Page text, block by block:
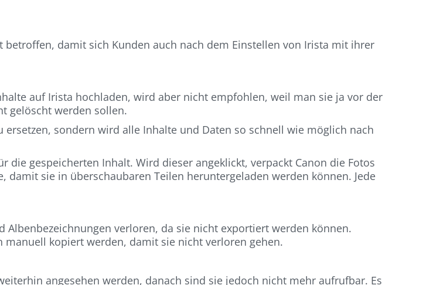
damit sich Kunden auch nach dem Einstellen von Irista mit ihrer
auf Irista hochladen, wird aber nicht empfohlen, weil man sie ja vor der
gelöscht werden sollen.
sondern wird alle Inhalte und Daten so schnell wie möglich nach
gespeicherten Inhalt. Wird dieser angeklickt, verpackt Canon die Fotos
damit sie in überschaubaren Teilen heruntergeladen werden können. Jede
verloren, da sie nicht exportiert werden können.
kopiert werden, damit sie nicht verloren gehen.
angesehen werden, danach sind sie jedoch nicht mehr aufrufbar. Es